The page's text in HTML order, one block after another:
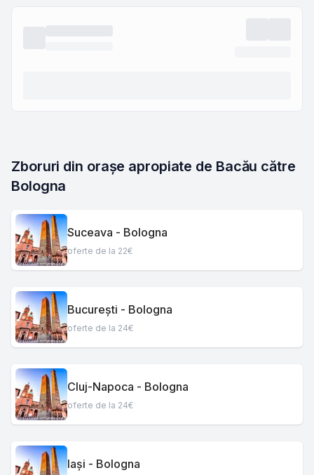
Zboruri din orașe apropiate de Bacău către
Bologna
Suceava - Bologna
oferte de la 22€
București - Bologna
oferte de la 24€
Cluj-Napoca - Bologna
oferte de la 24€
Iași - Bologna